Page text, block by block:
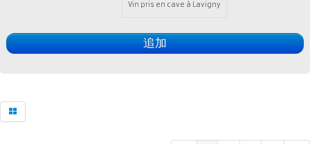
Vin pris en cave à Lavigny
追加